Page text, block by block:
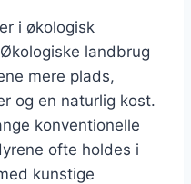
i økologisk
landbrug
mere plads,
og en naturlig kost.
konventionelle
ofte holdes i
kunstige